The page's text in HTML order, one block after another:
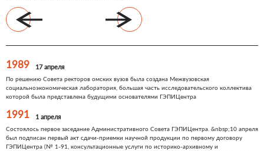
1989 17 апреля
По решению Совета ректоров омских вузов была создана Межвузовская
социальноэкономическая лаборатория, большая часть исследовательского коллектива
которой была представлена будущими основателями ГЭПИЦентра
1991 1 апреля
Состоялось первое заседание Административного Совета ГЭПИЦентра. &nbsp;10 апреля
был подписан первый акт сдачи-приемки научной продукции по первому договору
ГЭПИЦентра (№ 1-91, консультационные услуги по историко-архивному и